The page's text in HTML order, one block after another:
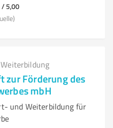
/ 5,00
zur Förderung des
mbH
und Weiterbildung für